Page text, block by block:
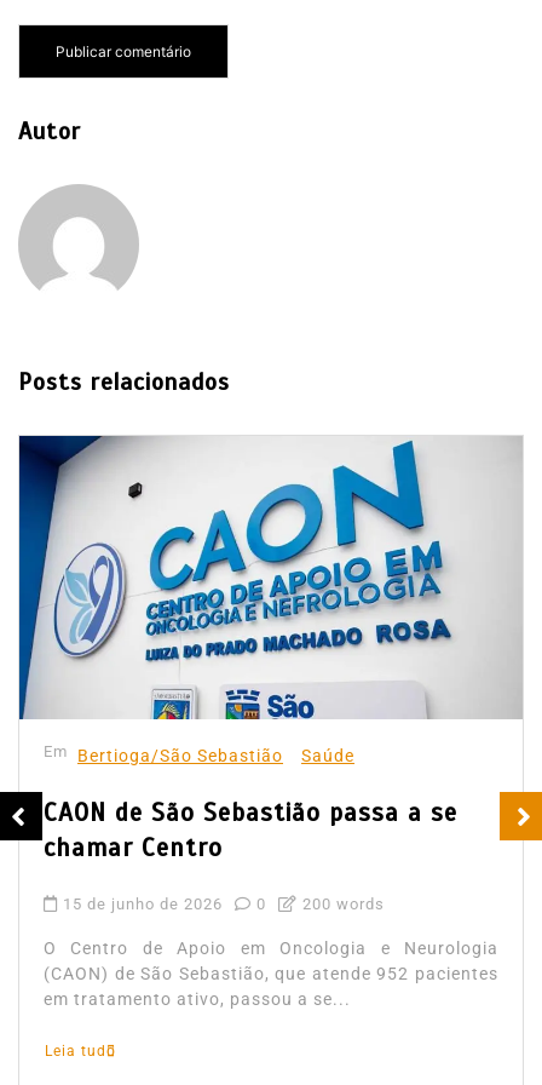
Autor
Posts relacionados
Em Bertioga/São Sebastião Saúde
CAON de São Sebastião passa a se
chamar Centro
15 de junho de 2026 0 200 words
O Centro de Apoio em Oncologia e Neurologia
(CAON) de São Sebastião, que atende 952 pacientes
em tratamento ativo, passou a se...
Leia tudo